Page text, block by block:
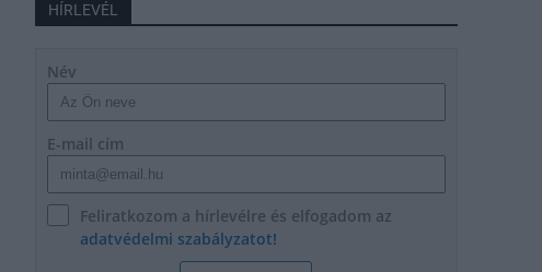
HÍRLEVÉL
Név
E-mail cím
Feliratkozom a hírlevélre és elfogadom az
adatvédelmi szabályzatot!